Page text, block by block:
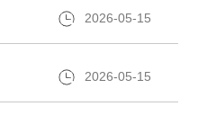
2026-05-15
2026-05-15